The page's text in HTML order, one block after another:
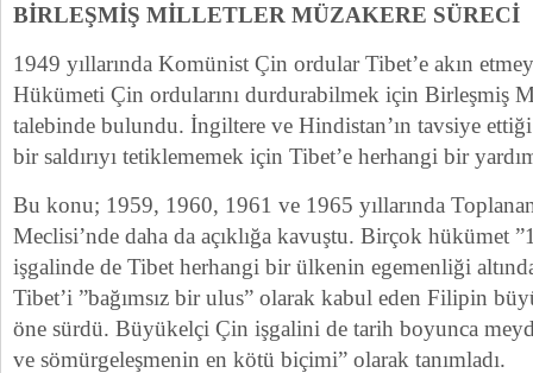
BİRLEŞMİŞ MİLLETLER MÜZAKERE SÜRECİ
1949 yıllarında Komünist Çin ordular Tibet’e akın
Hükümeti Çin ordularını durdurabilmek için Birleşmiş
talebinde bulundu. İngiltere ve Hindistan’ın tavsiye
bir saldırıyı tetiklememek için Tibet’e herhangi bir
Bu konu; 1959, 1960, 1961 ve 1965 yıllarında
Meclisi’nde daha da açıklığa kavuştu. Birçok hükümet
işgalinde de Tibet herhangi bir ülkenin egemenliği
Tibet’i ”bağımsız bir ulus” olarak kabul eden Filipin
öne sürdü. Büyükelçi Çin işgalini de tarih boyunca
ve sömürgeleşmenin en kötü biçimi” olarak tanımladı.